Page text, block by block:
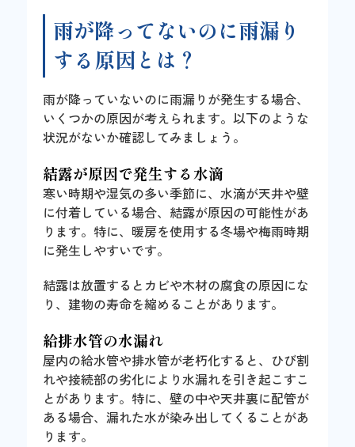
雨が降ってないのに雨漏り
する原因とは？
雨が降っていないのに雨漏りが発生する場合、
いくつかの原因が考えられます。以下のような
状況がないか確認してみましょう。
結露が原因で発生する水滴
寒い時期や湿気の多い季節に、水滴が天井や壁
に付着している場合、結露が原因の可能性があ
ります。特に、暖房を使用する冬場や梅雨時期
に発生しやすいです。
結露は放置するとカビや木材の腐食の原因にな
り、建物の寿命を縮めることがあります。
給排水管の水漏れ
屋内の給水管や排水管が老朽化すると、ひび割
れや接続部の劣化により水漏れを引き起こすこ
とがあります。特に、壁の中や天井裏に配管が
ある場合、漏れた水が染み出してくることがあ
ります。